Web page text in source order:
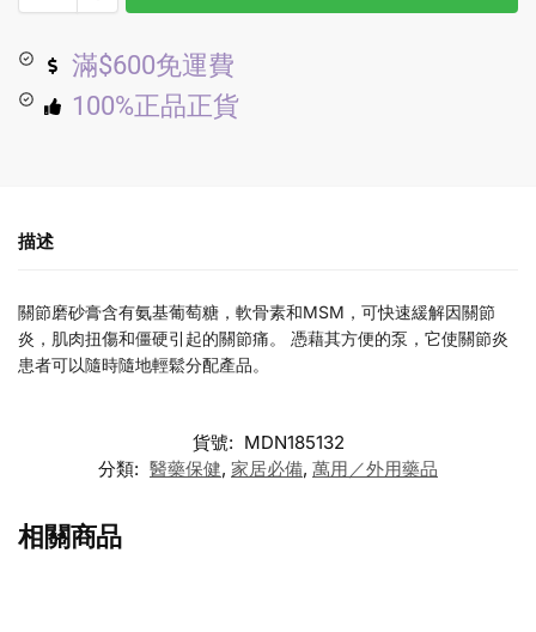
滿$600免運費
100%正品正貨
描述
關節磨砂膏含有氨基葡萄糖，軟骨素和MSM，可快速緩解因關節
炎，肌肉扭傷和僵硬引起的關節痛。 憑藉其方便的泵，它使關節炎
患者可以隨時隨地輕鬆分配產品。
貨號: MDN185132
分類: 醫藥保健, 家居必備, 萬用／外用藥品
相關商品